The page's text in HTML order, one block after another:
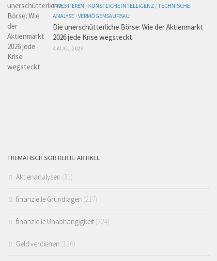
INVESTIEREN / KÜNSTLICHE INTELLIGENZ /TECHNISCHE
ANALYSE /VERMÖGENSAUFBAU
Die unerschütterliche Börse: Wie der Aktienmarkt
2026 jede Krise wegsteckt
4 AUG., 2026
THEMATISCH SORTIERTE ARTIKEL
Aktienanalysen (31)
finanzielle Grundlagen (217)
finanzielle Unabhängigkeit (224)
Geld verdienen (126)